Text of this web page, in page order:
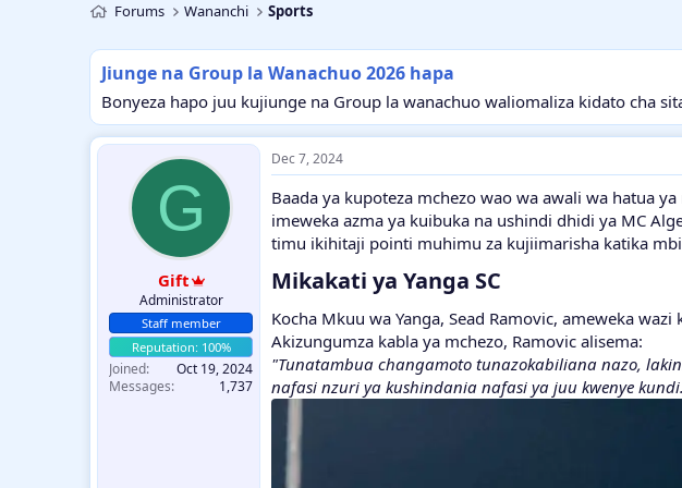
r
r
Forums Wananchi Sports
Jiunge na Group la Wanachuo 2026 hapa
Bonyeza hapo juu kujiunge na Group la wanachuo waliomaliza kidato cha
G
Gift
Administrator
Staff member
Joined
Oct 19, 2024
Messages
1,737
Dec 7, 2024
Baada ya kupoteza mchezo wao wa awali wa hatua
imeweka azma ya kuibuka na ushindi dhidi ya MC
timu ikihitaji pointi muhimu za kujiimarisha katika
Mikakati ya Yanga SC
Kocha Mkuu wa Yanga, Sead Ramovic, ameweka
Akizungumza kabla ya mchezo, Ramovic alisema:
"Tunatambua changamoto tunazokabiliana nazo,
nafasi nzuri ya kushindania nafasi ya juu kwenye